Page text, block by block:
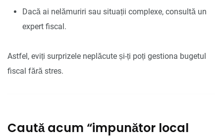
Dacă ai nelămuriri sau situații complexe, consultă un
expert fiscal.
Astfel, eviți surprizele neplăcute și-ți poți gestiona bugetul
fiscal fără stres.
Caută acum “impunător local